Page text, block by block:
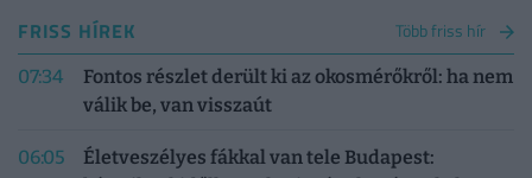
FRISS HÍREK Több friss hír
07:34
Fontos részlet derült ki az okosmérőkről: ha nem
válik be, van visszaút
06:05
Életveszélyes fákkal van tele Budapest: